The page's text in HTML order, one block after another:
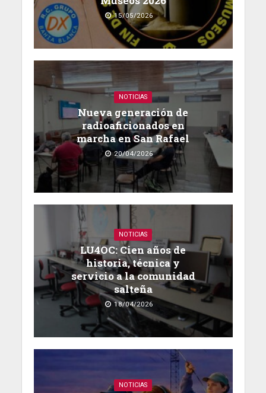
15/05/2026
NOTICIAS
Nueva generación de
radioaficionados en
marcha en San Rafael
20/04/2026
NOTICIAS
LU4OC: Cien años de
historia, técnica y
servicio a la comunidad
salteña
18/04/2026
NOTICIAS